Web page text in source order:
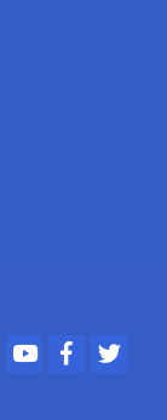
Youtube Facebook